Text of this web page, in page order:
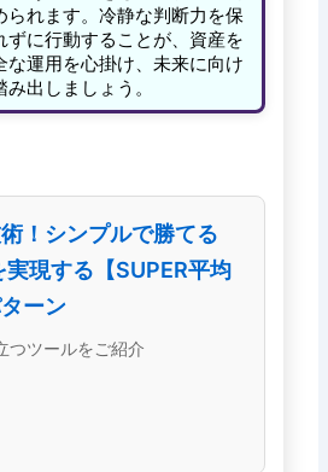
られます。冷静な判断力を保
ずに行動することが、資産を
な運用を心掛け、未来に向け
出しましょう。
！シンプルで勝てる
現する【SUPER平均
ーン
つツールをご紹介